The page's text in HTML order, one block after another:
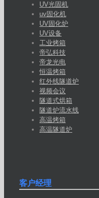
UV光固机
uv固化机
UV固化炉
UV设备
工业烤箱
帝弘科技
帝龙光电
恒温烤箱
红外线隧道炉
视频会议
隧道式烘箱
隧道炉流水线
高温烤箱
高温隧道炉
客户经理